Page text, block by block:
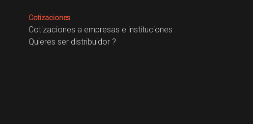
Cotizaciones
Cotizaciones a empresas e instituciones
Quieres ser distribuidor ?